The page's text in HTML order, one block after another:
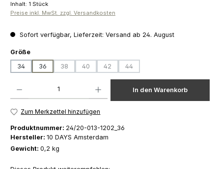
Inhalt: 1 Stück
Preise inkl. MwSt. zzgl. Versandkosten
Sofort verfügbar, Lieferzeit: Versand ab 24. August
Größeauswählen
34
36 38
(Diese Option ist zurzeit nicht verfügbar.)
40
(Diese Option ist zurzeit nicht verfügbar.)
42
(Diese Option ist zurzeit nicht verfügbar.)
44
(Diese Option ist zurzeit nicht
In den Warenkorb
Zum Merkzettel hinzufügen
Produktnummer: 24/20-013-1202_36
Hersteller: 10 DAYS Amsterdam
Gewicht: 0,2 kg